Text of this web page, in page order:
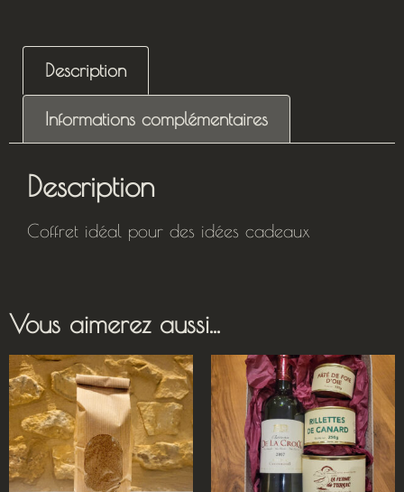
Description
Informations complémentaires
Description
Coffret idéal pour des idées cadeaux
Vous aimerez aussi...